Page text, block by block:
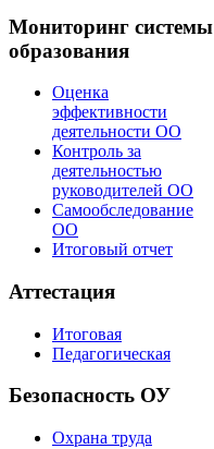
Мониторинг системы
образования
Оценка
эффективности
деятельности ОО
Контроль за
деятельностью
руководителей ОО
Самообследование
ОО
Итоговый отчет
Аттестация
Итоговая
Педагогическая
Безопасность ОУ
Охрана труда